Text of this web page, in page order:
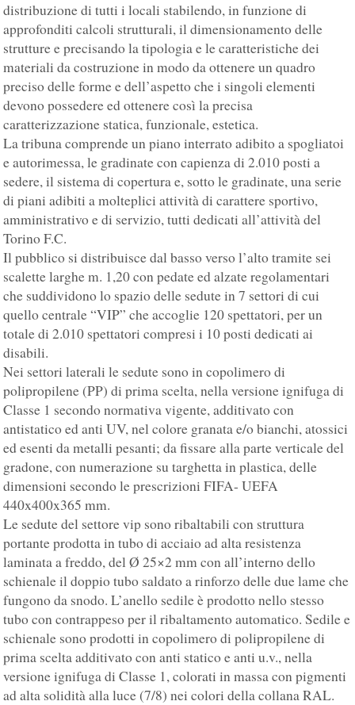
distribuzione di tutti i locali stabilendo, in funzione di
approfonditi calcoli strutturali, il dimensionamento delle
strutture e precisando la tipologia e le caratteristiche dei
materiali da costruzione in modo da ottenere un quadro
preciso delle forme e dell’aspetto che i singoli elementi
devono possedere ed ottenere così la precisa
caratterizzazione statica, funzionale, estetica.
La tribuna comprende un piano interrato adibito a spogliatoi
e autorimessa, le gradinate con capienza di 2.010 posti a
sedere, il sistema di copertura e, sotto le gradinate, una serie
di piani adibiti a molteplici attività di carattere sportivo,
amministrativo e di servizio, tutti dedicati all’attività del
Torino F.C.
Il pubblico si distribuisce dal basso verso l’alto tramite sei
scalette larghe m. 1,20 con pedate ed alzate regolamentari
che suddividono lo spazio delle sedute in 7 settori di cui
quello centrale “VIP” che accoglie 120 spettatori, per un
totale di 2.010 spettatori compresi i 10 posti dedicati ai
disabili.
Nei settori laterali le sedute sono in copolimero di
polipropilene (PP) di prima scelta, nella versione ignifuga di
Classe 1 secondo normativa vigente, additivato con
antistatico ed anti UV, nel colore granata e/o bianchi, atossici
ed esenti da metalli pesanti; da fissare alla parte verticale del
gradone, con numerazione su targhetta in plastica, delle
dimensioni secondo le prescrizioni FIFA- UEFA
440x400x365 mm.
Le sedute del settore vip sono ribaltabili con struttura
portante prodotta in tubo di acciaio ad alta resistenza
laminata a freddo, del Ø 25×2 mm con all’interno dello
schienale il doppio tubo saldato a rinforzo delle due lame che
fungono da snodo. L’anello sedile è prodotto nello stesso
tubo con contrappeso per il ribaltamento automatico. Sedile e
schienale sono prodotti in copolimero di polipropilene di
prima scelta additivato con anti statico e anti u.v., nella
versione ignifuga di Classe 1, colorati in massa con pigmenti
ad alta solidità alla luce (7/8) nei colori della collana RAL.